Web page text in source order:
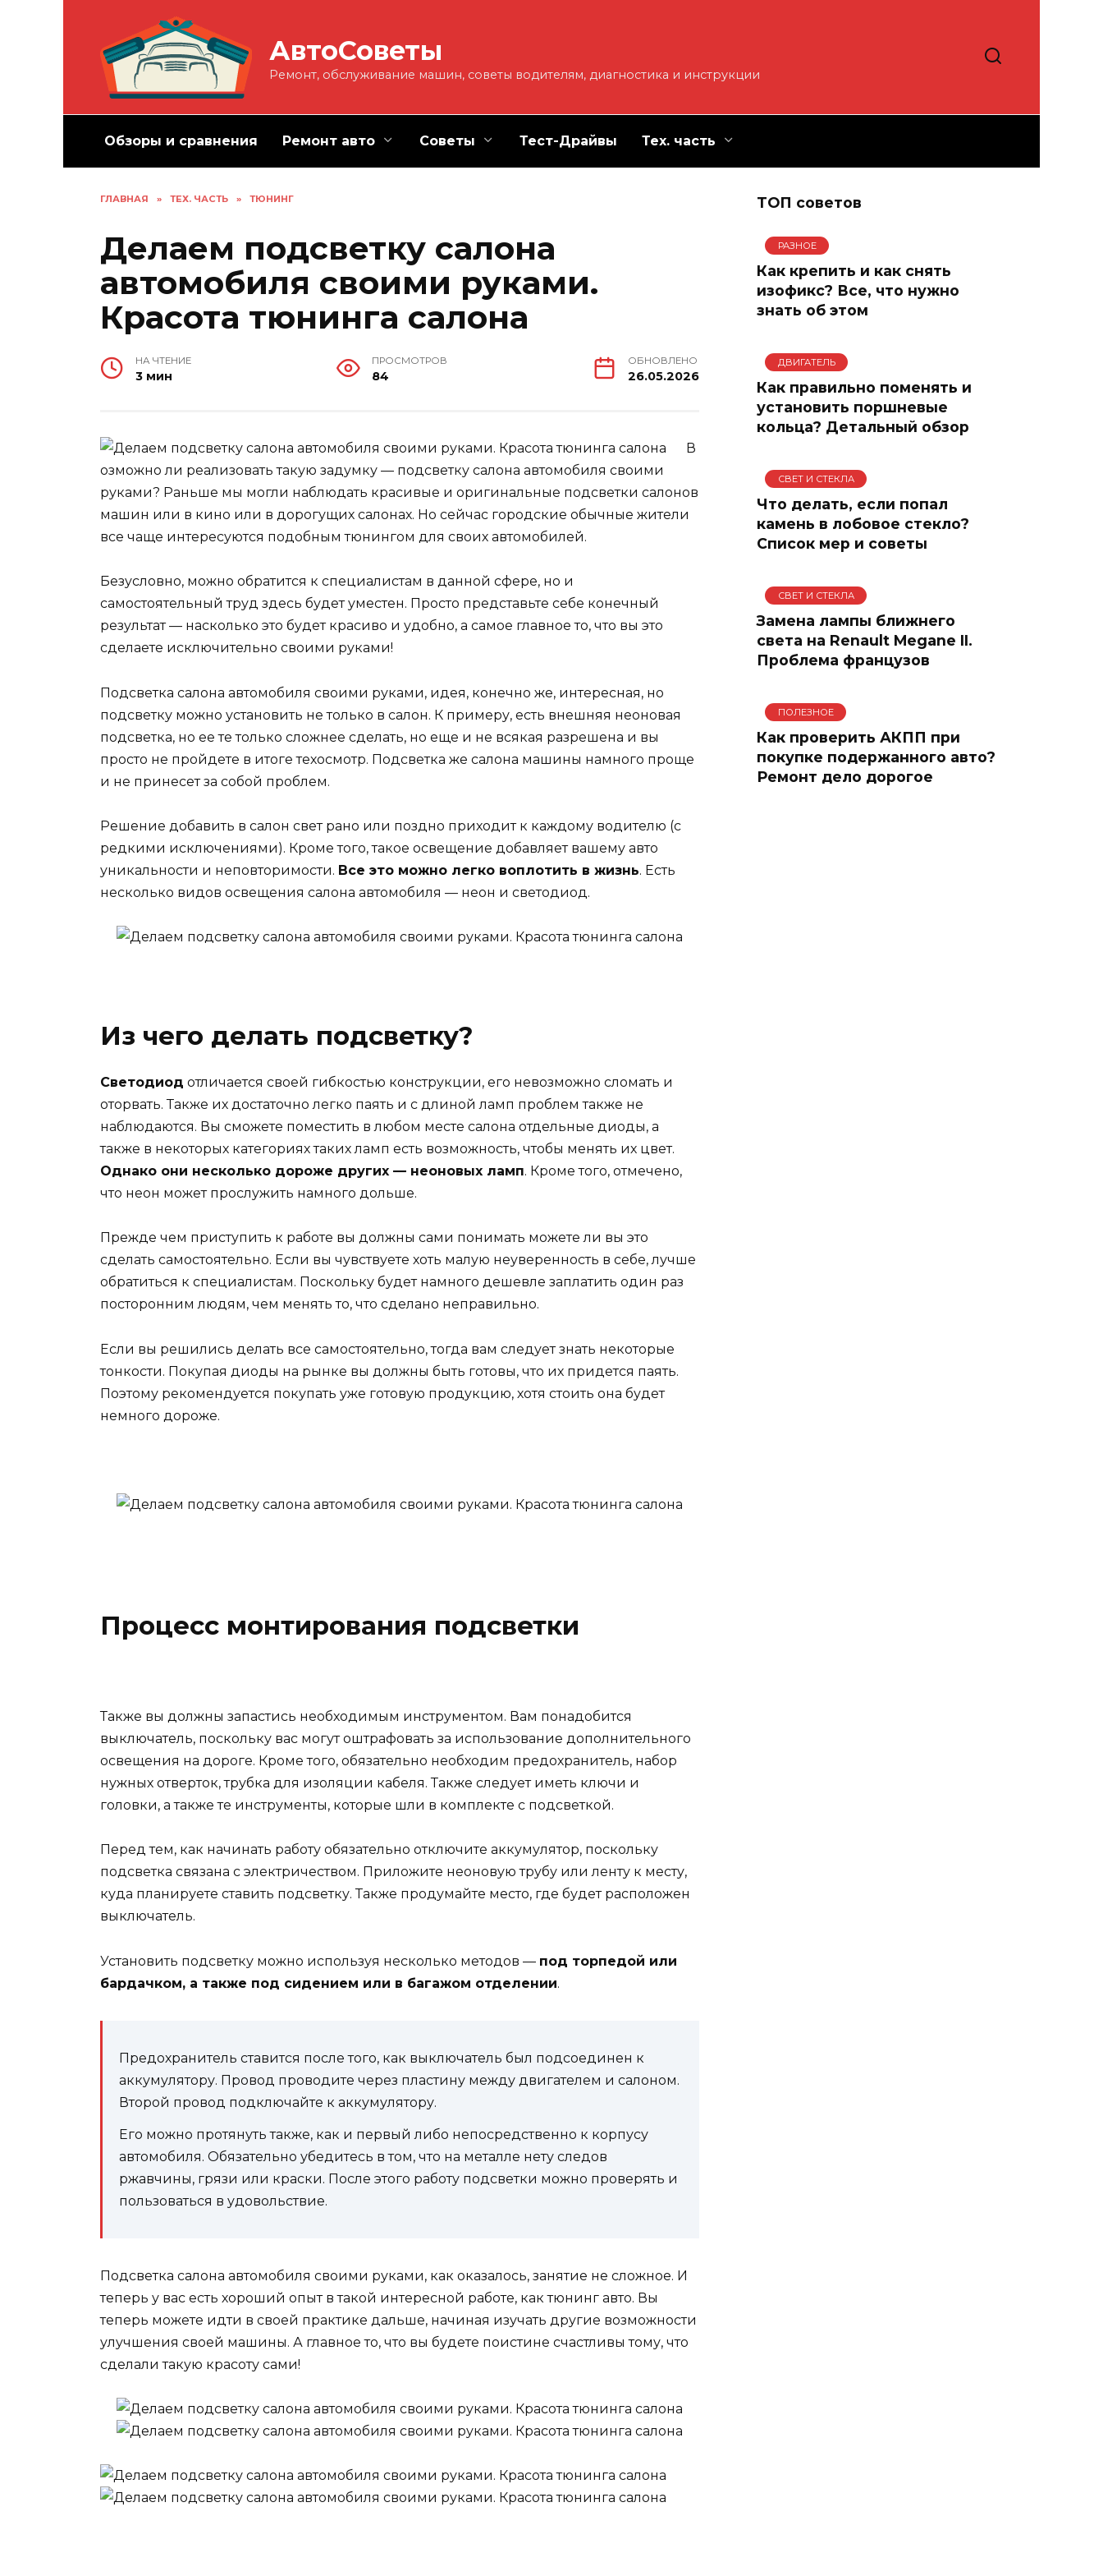
АвтоСоветы
Ремонт, обслуживание машин, советы водителям, диагностика и инструкции
Обзоры и сравнения Ремонт авто Советы Тест-Драйвы Тех. часть
ГЛАВНАЯ » ТЕХ. ЧАСТЬ » ТЮНИНГ
Делаем подсветку салона
автомобиля своими руками.
Красота тюнинга салона
НА ЧТЕНИЕ
3 мин
ПРОСМОТРОВ
84
ОБНОВЛЕНО
26.05.2026
В
озможно ли реализовать такую задумку — подсветку салона автомобиля своими
руками? Раньше мы могли наблюдать красивые и оригинальные подсветки салонов
машин или в кино или в дорогущих салонах. Но сейчас городские обычные жители
все чаще интересуются подобным тюнингом для своих автомобилей.
Безусловно, можно обратится к специалистам в данной сфере, но и
самостоятельный труд здесь будет уместен. Просто представьте себе конечный
результат — насколько это будет красиво и удобно, а самое главное то, что вы это
сделаете исключительно своими руками!
Подсветка салона автомобиля своими руками, идея, конечно же, интересная, но
подсветку можно установить не только в салон. К примеру, есть внешняя неоновая
подсветка, но ее те только сложнее сделать, но еще и не всякая разрешена и вы
просто не пройдете в итоге техосмотр. Подсветка же салона машины намного проще
и не принесет за собой проблем.
Решение добавить в салон свет рано или поздно приходит к каждому водителю (с
редкими исключениями). Кроме того, такое освещение добавляет вашему авто
уникальности и неповторимости. Все это можно легко воплотить в жизнь. Есть
несколько видов освещения салона автомобиля — неон и светодиод.
Из чего делать подсветку?
Светодиод отличается своей гибкостью конструкции, его невозможно сломать и
оторвать. Также их достаточно легко паять и с длиной ламп проблем также не
наблюдаются. Вы сможете поместить в любом месте салона отдельные диоды, а
также в некоторых категориях таких ламп есть возможность, чтобы менять их цвет.
Однако они несколько дороже других — неоновых ламп. Кроме того, отмечено,
что неон может прослужить намного дольше.
Прежде чем приступить к работе вы должны сами понимать можете ли вы это
сделать самостоятельно. Если вы чувствуете хоть малую неуверенность в себе, лучше
обратиться к специалистам. Поскольку будет намного дешевле заплатить один раз
посторонним людям, чем менять то, что сделано неправильно.
Если вы решились делать все самостоятельно, тогда вам следует знать некоторые
тонкости. Покупая диоды на рынке вы должны быть готовы, что их придется паять.
Поэтому рекомендуется покупать уже готовую продукцию, хотя стоить она будет
немного дороже.
Процесс монтирования подсветки
Также вы должны запастись необходимым инструментом. Вам понадобится
выключатель, поскольку вас могут оштрафовать за использование дополнительного
освещения на дороге. Кроме того, обязательно необходим предохранитель, набор
нужных отверток, трубка для изоляции кабеля. Также следует иметь ключи и
головки, а также те инструменты, которые шли в комплекте с подсветкой.
Перед тем, как начинать работу обязательно отключите аккумулятор, поскольку
подсветка связана с электричеством. Приложите неоновую трубу или ленту к месту,
куда планируете ставить подсветку. Также продумайте место, где будет расположен
выключатель.
Установить подсветку можно используя несколько методов — под торпедой или
бардачком, а также под сидением или в багажом отделении.
Предохранитель ставится после того, как выключатель был подсоединен к
аккумулятору. Провод проводите через пластину между двигателем и салоном.
Второй провод подключайте к аккумулятору.
Его можно протянуть также, как и первый либо непосредственно к корпусу
автомобиля. Обязательно убедитесь в том, что на металле нету следов
ржавчины, грязи или краски. После этого работу подсветки можно проверять и
пользоваться в удовольствие.
Подсветка салона автомобиля своими руками, как оказалось, занятие не сложное. И
теперь у вас есть хороший опыт в такой интересной работе, как тюнинг авто. Вы
теперь можете идти в своей практике дальше, начиная изучать другие возможности
улучшения своей машины. А главное то, что вы будете поистине счастливы тому, что
сделали такую красоту сами!
ТОП советов
РАЗНОЕ
Как крепить и как снять
изофикс? Все, что нужно
знать об этом
ДВИГАТЕЛЬ
Как правильно поменять и
установить поршневые
кольца? Детальный обзор
СВЕТ И СТЕКЛА
Что делать, если попал
камень в лобовое стекло?
Список мер и советы
СВЕТ И СТЕКЛА
Замена лампы ближнего
света на Renault Megane II.
Проблема французов
ПОЛЕЗНОЕ
Как проверить АКПП при
покупке подержанного авто?
Ремонт дело дорогое